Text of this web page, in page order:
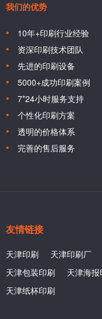
我们的优势
10年+印刷行业经验
资深印刷技术团队
先进的印刷设备
5000+成功印刷案例
7*24小时服务支持
个性化印刷方案
透明的价格体系
完善的售后服务
友情链接
天津印刷 天津印刷厂
天津包装印刷
天津海
天津纸杯印刷